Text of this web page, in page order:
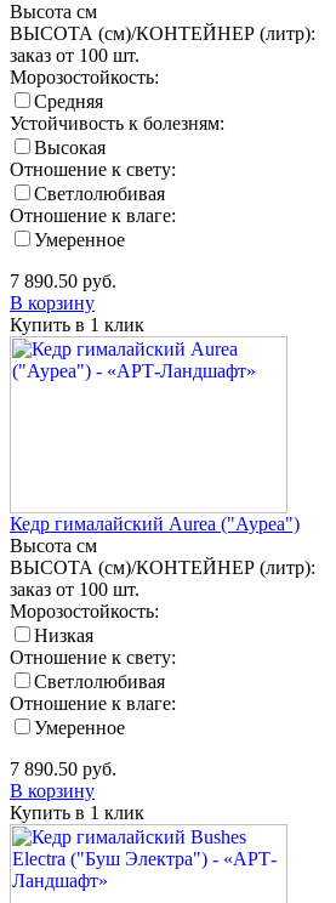
Высота см
ВЫСОТА (см)/КОНТЕЙНЕР (литр):
заказ от 100 шт.
Морозостойкость:
Средняя
Устойчивость к болезням:
Высокая
Отношение к свету:
Светлолюбивая
Отношение к влаге:
Умеренное
7 890.50 руб.
В корзину
Купить в 1 клик
Кедр гималайский Aurea ("Ауреа")
Высота см
ВЫСОТА (см)/КОНТЕЙНЕР (литр):
заказ от 100 шт.
Морозостойкость:
Низкая
Отношение к свету:
Светлолюбивая
Отношение к влаге:
Умеренное
7 890.50 руб.
В корзину
Купить в 1 клик